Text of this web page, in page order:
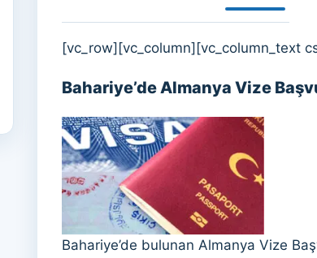
[vc_row][vc_column][vc_column_text
Bahariye’de Almanya Vize
Bahariye’de bulunan Almanya Vize